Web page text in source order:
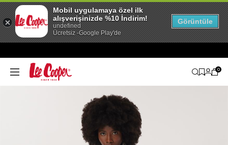
0
Mobil uygulamaya özel ilk
alışverişinizde %10 İndirim!
undefined
Ücretsiz -Google Play'de
Görüntüle